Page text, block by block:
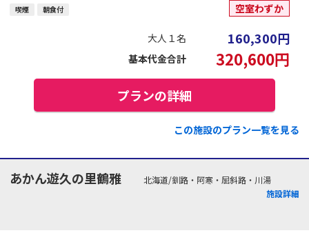
喫煙 朝食付 空室わずか
大人１名 160,300円
基本代金合計 320,600円
プランの詳細
この施設のプラン一覧を見る
あかん遊久の里鶴雅
北海道/釧路・阿寒・屈斜路・川湯
施設詳細